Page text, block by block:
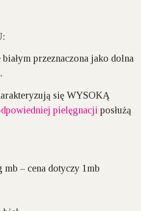
przeznaczona jako dolna
się WYSOKĄ
pielęgnacji posłużą
mb – cena dotyczy 1mb